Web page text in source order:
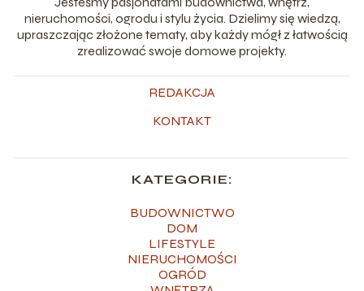
nieruchomości, ogrodu i stylu życia. Dzielimy się wiedzą,
upraszczając złożone tematy, aby każdy mógł z łatwością
zrealizować swoje domowe projekty.
REDAKCJA
KONTAKT
KATEGORIE:
BUDOWNICTWO
DOM
LIFESTYLE
NIERUCHOMOŚCI
OGRÓD